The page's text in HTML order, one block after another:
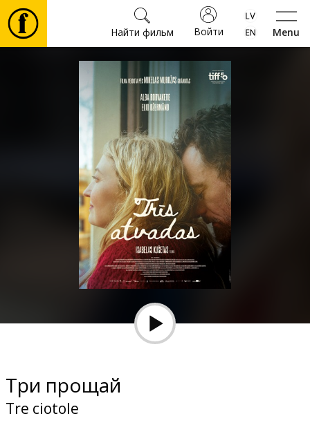
Menu
Войти
Найти фильм
Фильмы
Мероприятия
Новости
Подарки
Клуб
Три прощай
Tre ciotole